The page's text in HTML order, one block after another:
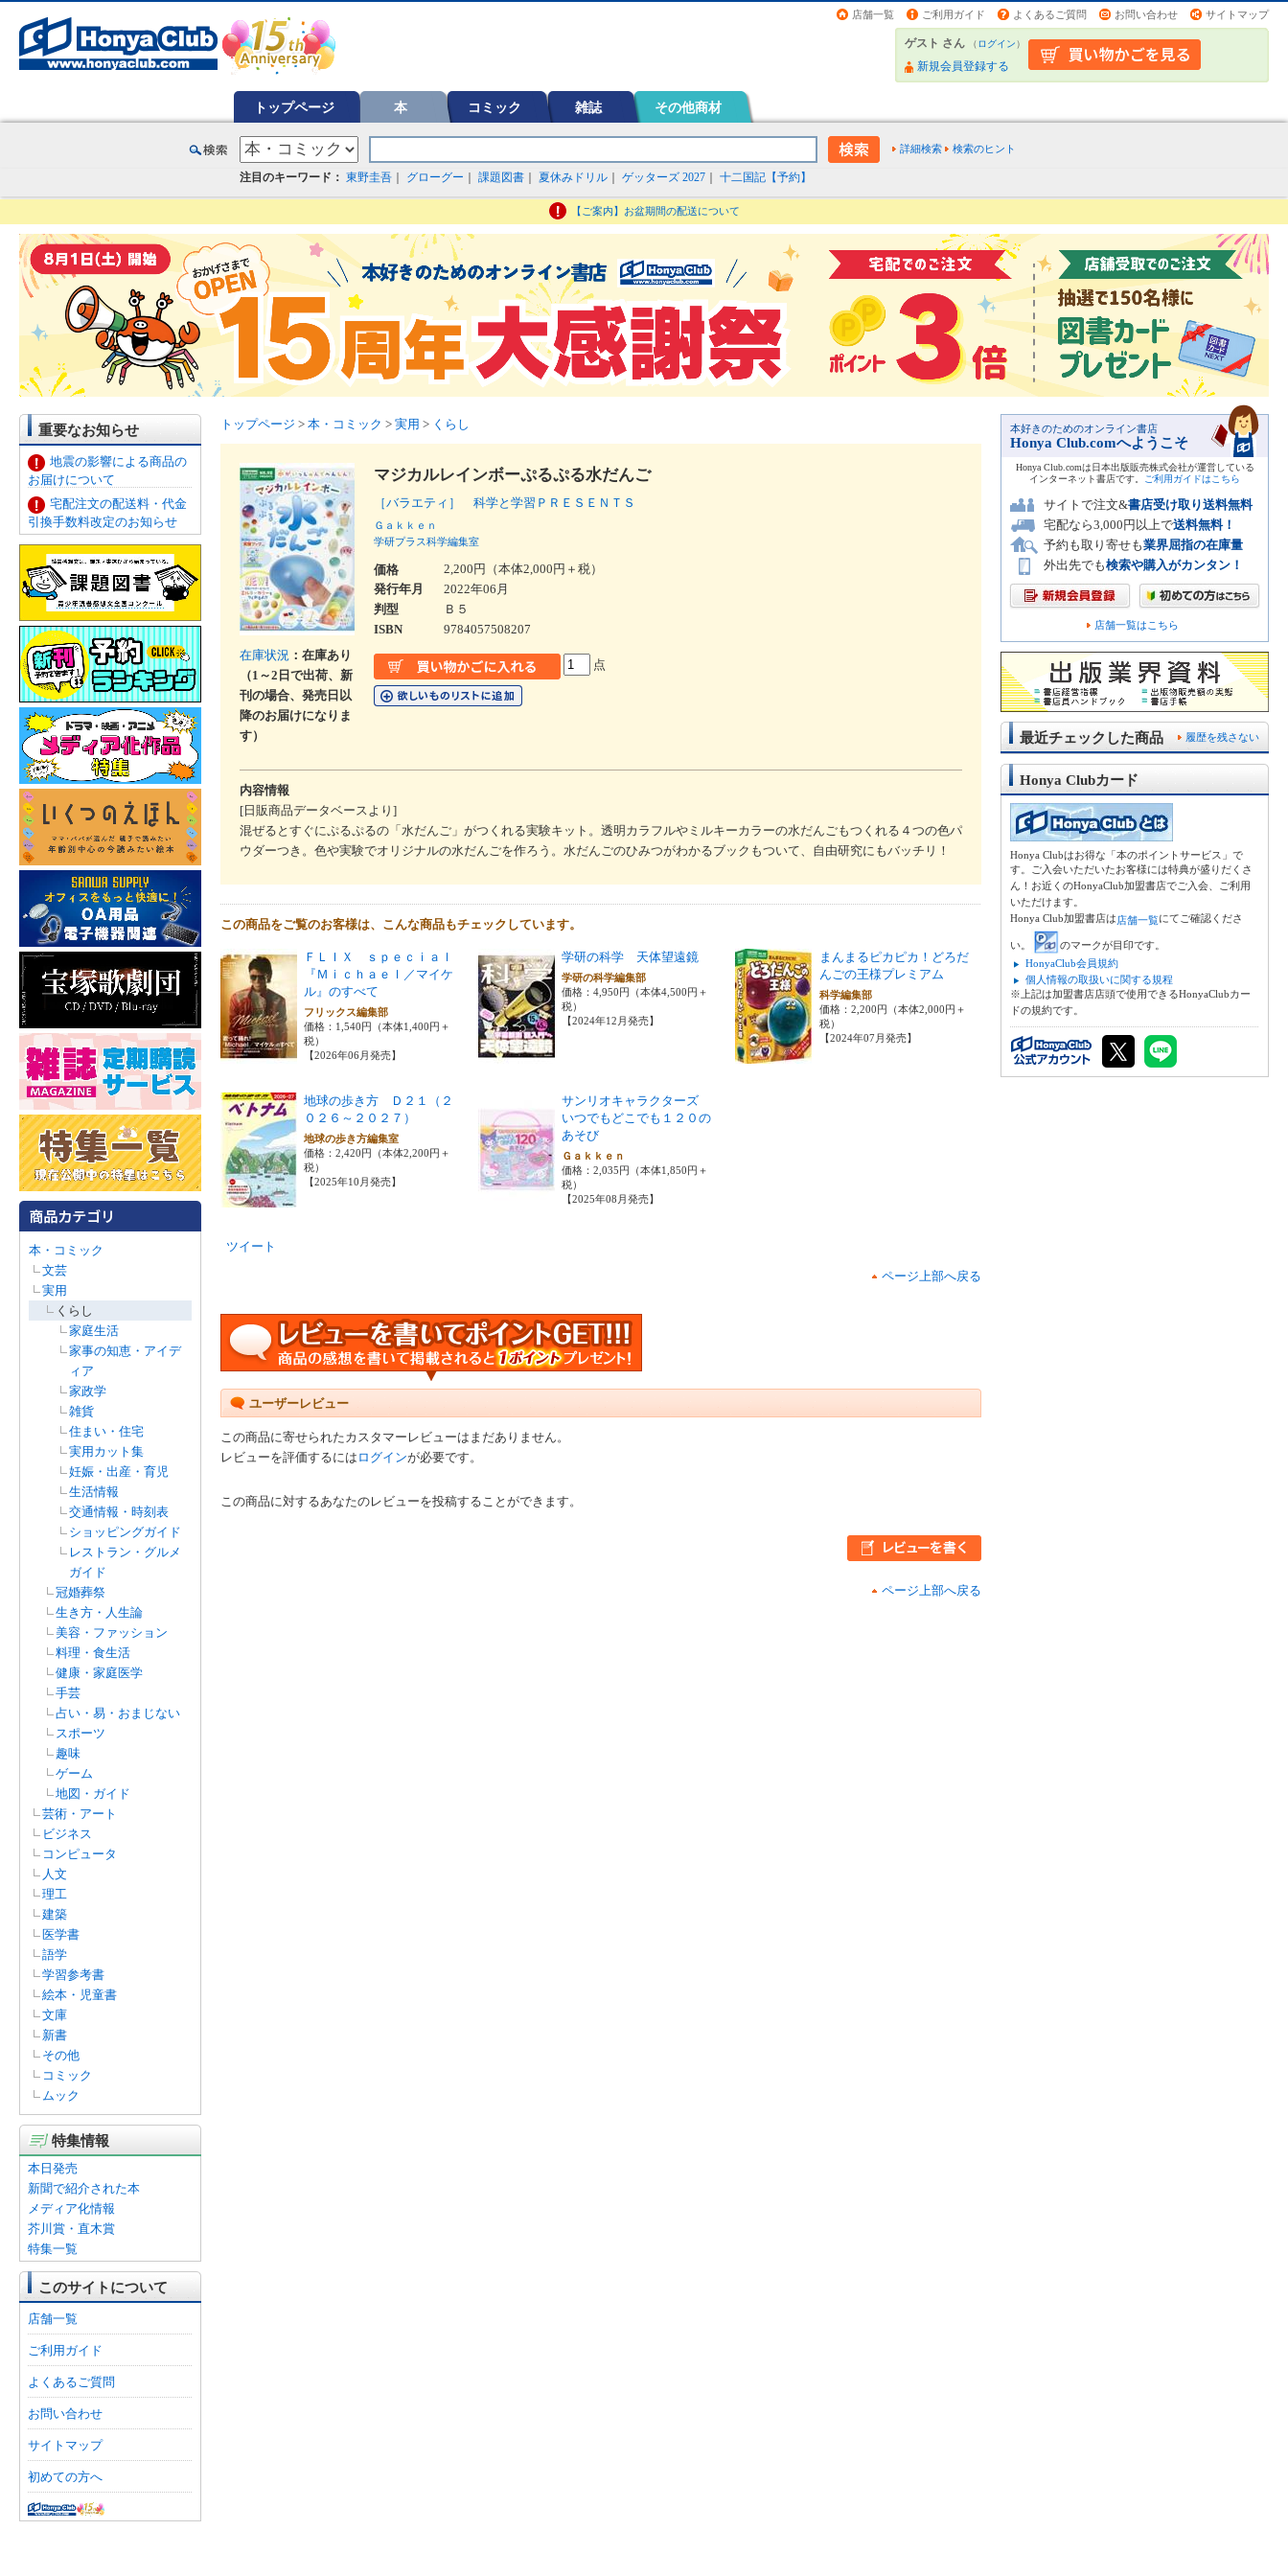
店舗一覧 ご利用ガイド よくあるご質問 お問い合わせ サイトマップ
ゲスト さん （ログイン）
新規会員登録する
トップページ 本 コミック 雑誌 その他商材
詳細検索 検索のヒント
注目のキーワード： 東野圭吾 グローグー 課題図書 夏休みドリル ゲッターズ 2027 十二国記【予約】
【ご案内】お盆期間の配送について
重要なお知らせ
地震の影響による商品の
お届けについて
宅配注文の配送料・代金
引換手数料改定のお知らせ
本・コミック
文芸
実用
くらし
家庭生活
家事の知恵・アイデ
ィア
家政学
雑貨
住まい・住宅
実用カット集
妊娠・出産・育児
生活情報
交通情報・時刻表
ショッピングガイド
レストラン・グルメ
ガイド
冠婚葬祭
生き方・人生論
美容・ファッション
料理・食生活
健康・家庭医学
手芸
占い・易・おまじない
スポーツ
趣味
ゲーム
地図・ガイド
芸術・アート
ビジネス
コンピュータ
人文
理工
建築
医学書
語学
学習参考書
絵本・児童書
文庫
新書
その他
コミック
ムック
特集情報
本日発売
新聞で紹介された本
メディア化情報
芥川賞・直木賞
特集一覧
このサイトについて
店舗一覧
ご利用ガイド
よくあるご質問
お問い合わせ
サイトマップ
初めての方へ
トップページ > 本・コミック > 実用 > くらし
在庫状況 ：在庫あり
（1～2日で出荷、新
刊の場合、発売日以
降のお届けになりま
す）
マジカルレインボーぷるぷる水だんご
［バラエティ］ 科学と学習ＰＲＥＳＥＮＴＳ
Ｇａｋｋｅｎ
学研プラス科学編集室
価格
2,200円（本体2,000円＋税）
発行年月
2022年06月
判型
Ｂ５
ISBN
9784057508207
点
内容情報
[日販商品データベースより]
混ぜるとすぐにぷるぷるの「水だんご」がつくれる実験キット。透明カラフルやミルキーカラーの水だんごもつくれる４つの色パ
ウダーつき。色や実験でオリジナルの水だんごを作ろう。水だんごのひみつがわかるブックもついて、自由研究にもバッチリ！
この商品をご覧のお客様は、こんな商品もチェックしています。
ＦＬＩＸ ｓｐｅｃｉａｌ
『Ｍｉｃｈａｅｌ／マイケ
ル』のすべて
フリックス編集部
価格：1,540円（本体1,400円＋
税）
【2026年06月発売】
学研の科学 天体望遠鏡
学研の科学編集部
価格：4,950円（本体4,500円＋
税）
【2024年12月発売】
まんまるピカピカ！どろだ
んごの王様プレミアム
科学編集部
価格：2,200円（本体2,000円＋
税）
【2024年07月発売】
地球の歩き方 Ｄ２１（２
０２６～２０２７）
地球の歩き方編集室
価格：2,420円（本体2,200円＋
税）
【2025年10月発売】
サンリオキャラクターズ
いつでもどこでも１２０の
あそび
Ｇａｋｋｅｎ
価格：2,035円（本体1,850円＋
税）
【2025年08月発売】
ツイート
ページ上部へ戻る
ユーザーレビュー
この商品に寄せられたカスタマーレビューはまだありません。
レビューを評価するには ログインが必要です。
この商品に対するあなたのレビューを投稿することができます。
ページ上部へ戻る
本好きのためのオンライン書店
Honya Club.comへようこそ
Honya Club.comは日本出版販売株式会社が運営している
インターネット書店です。
ご利用ガイドはこちら
サイトで注文&書店受け取り送料無料
宅配なら3,000円以上で送料無料！
予約も取り寄せも業界屈指の在庫量
外出先でも検索や購入がカンタン！
店舗一覧はこちら
履歴を残さない
最近チェックした商品
Honya Clubカード
Honya Clubはお得な「本のポイントサービス」で
す。ご入会いただいたお客様には特典が盛りだくさ
ん！お近くのHonyaClub加盟書店でご入会、ご利用
いただけます。
Honya Club加盟書店は店舗一覧にてご確認くださ
い。
のマークが目印です。
HonyaClub会員規約
個人情報の取扱いに関する規程
※上記は加盟書店店頭で使用できるHonyaClubカー
ドの規約です。